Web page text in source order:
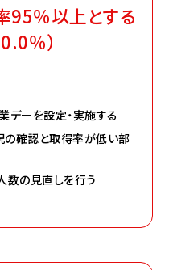
95％以上とする
％）
デーを設定・実施する
確認と取得率が低い部
数の見直しを行う